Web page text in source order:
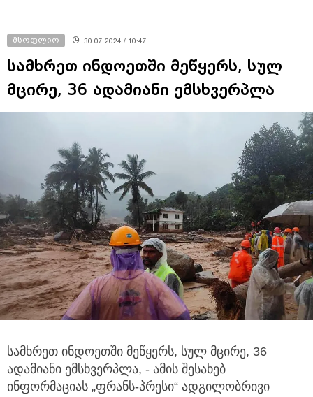
მსოფლიო 30.07.2024 / 10:47
სამხრეთ ინდოეთში მეწყერს, სულ
მცირე, 36 ადამიანი ემსხვერპლა
სამხრეთ ინდოეთში მეწყერს, სულ მცირე, 36
ადამიანი ემსხვერპლა, - ამის შესახებ
ინფორმაციას „ფრანს-პრესი“ ადგილობრივი